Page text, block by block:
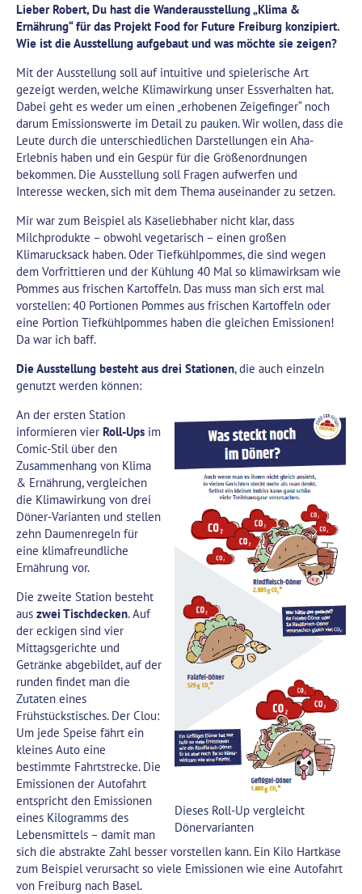
Lieber Robert, Du hast die Wanderausstellung „Klima &
Ernährung“ für das Projekt Food for Future Freiburg konzipiert.
Wie ist die Ausstellung aufgebaut und was möchte sie zeigen?
Mit der Ausstellung soll auf intuitive und spielerische Art
gezeigt werden, welche Klimawirkung unser Essverhalten hat.
Dabei geht es weder um einen „erhobenen Zeigefinger“ noch
darum Emissionswerte im Detail zu pauken. Wir wollen, dass die
Leute durch die unterschiedlichen Darstellungen ein Aha-
Erlebnis haben und ein Gespür für die Größenordnungen
bekommen. Die Ausstellung soll Fragen aufwerfen und
Interesse wecken, sich mit dem Thema auseinander zu setzen.
Mir war zum Beispiel als Käseliebhaber nicht klar, dass
Milchprodukte – obwohl vegetarisch – einen großen
Klimarucksack haben. Oder Tiefkühlpommes, die sind wegen
dem Vorfrittieren und der Kühlung 40 Mal so klimawirksam wie
Pommes aus frischen Kartoffeln. Das muss man sich erst mal
vorstellen: 40 Portionen Pommes aus frischen Kartoffeln oder
eine Portion Tiefkühlpommes haben die gleichen Emissionen!
Da war ich baff.
Die Ausstellung besteht aus drei Stationen, die auch einzeln
genutzt werden können:
Dieses Roll-Up vergleicht
Dönervarianten
An der ersten Station
informieren vier Roll-Ups im
Comic-Stil über den
Zusammenhang von Klima
& Ernährung, vergleichen
die Klimawirkung von drei
Döner-Varianten und stellen
zehn Daumenregeln für
eine klimafreundliche
Ernährung vor.
Die zweite Station besteht
aus zwei Tischdecken. Auf
der eckigen sind vier
Mittagsgerichte und
Getränke abgebildet, auf der
runden findet man die
Zutaten eines
Frühstückstisches. Der Clou:
Um jede Speise fährt ein
kleines Auto eine
bestimmte Fahrtstrecke. Die
Emissionen der Autofahrt
entspricht den Emissionen
eines Kilogramms des
Lebensmittels – damit man
sich die abstrakte Zahl besser vorstellen kann. Ein Kilo Hartkäse
zum Beispiel verursacht so viele Emissionen wie eine Autofahrt
von Freiburg nach Basel.